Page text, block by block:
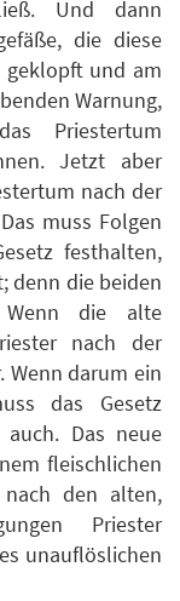
Und dann
die diese
geklopft und am
Warnung,
Priestertum
Jetzt aber
nach der
muss Folgen
festhalten,
denn die beiden
Wenn die alte
nach der
Wenn darum ein
das Gesetz
Das neue
fleischlichen
den alten,
Priester
unauflöslichen